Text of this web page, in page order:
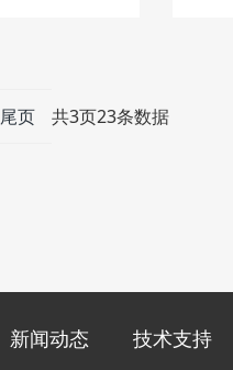
尾页 共3页23条数据
新闻动态 技术支持